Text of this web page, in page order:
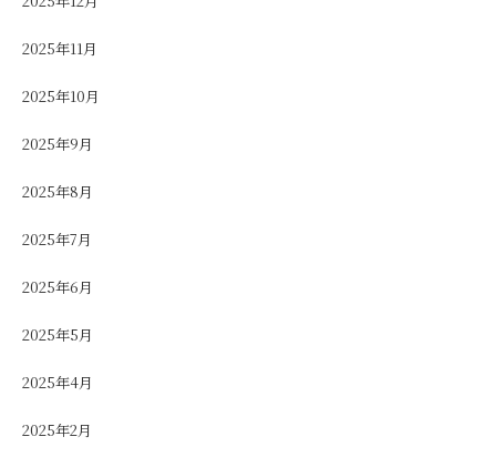
2025年11月
2025年10月
2025年9月
2025年8月
2025年7月
2025年6月
2025年5月
2025年4月
2025年2月